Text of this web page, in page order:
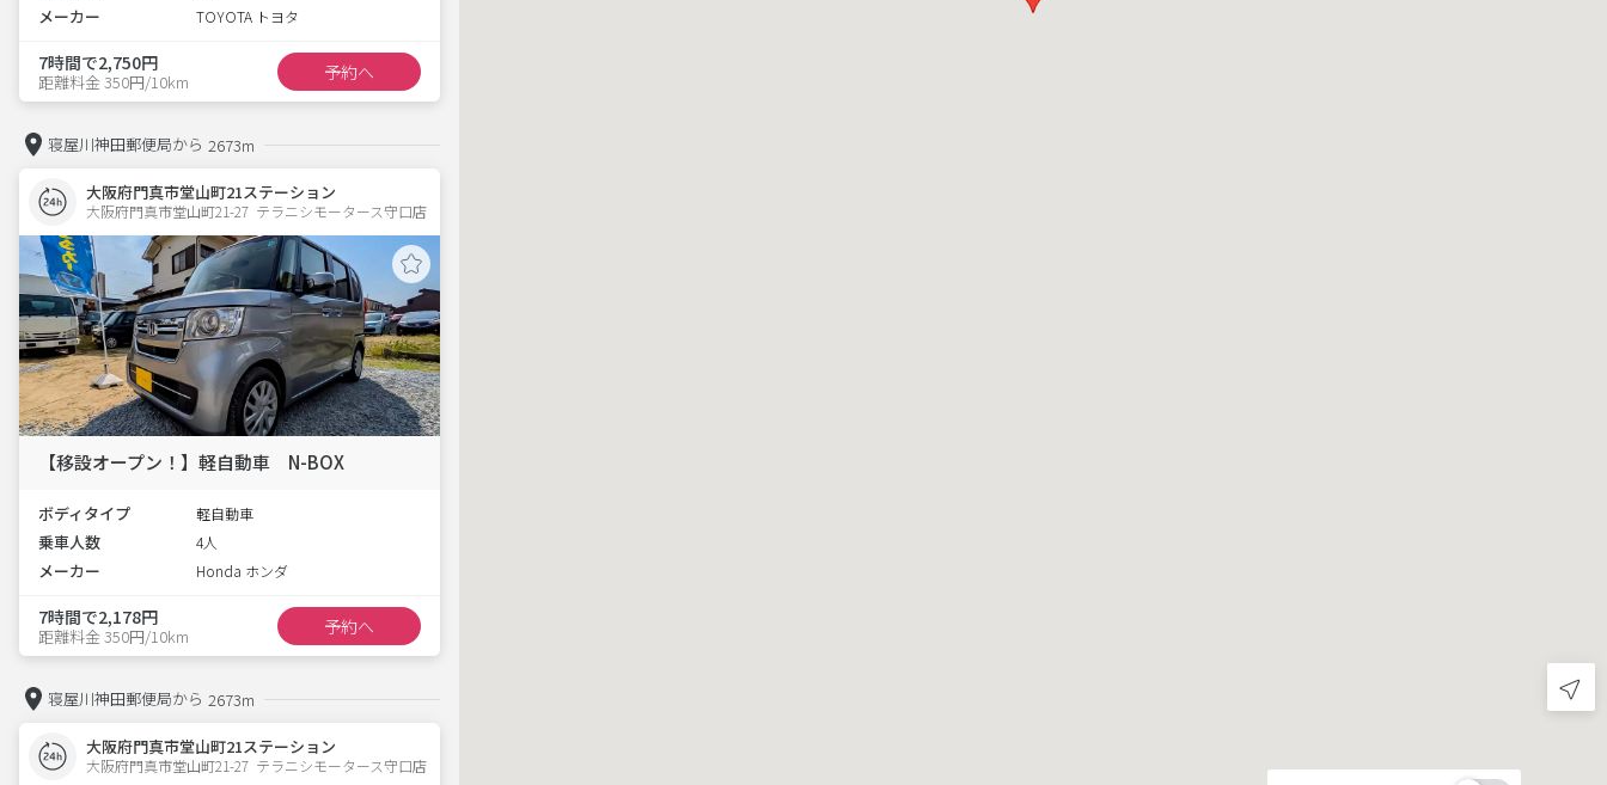
メーカー TOYOTA トヨタ
7時間で2,750円
距離料金 350円/10km 予約へ
寝屋川神田郵便局から 2673m
大阪府門真市堂山町21ステーション
大阪府門真市堂山町21-27  テラニシモータース守口店
【移設オープン！】軽自動車 N-BOX
ボディタイプ 軽自動車
乗車人数 4人
メーカー Honda ホンダ
7時間で2,178円
距離料金 350円/10km 予約へ
寝屋川神田郵便局から 2673m
大阪府門真市堂山町21ステーション
大阪府門真市堂山町21-27  テラニシモータース守口店